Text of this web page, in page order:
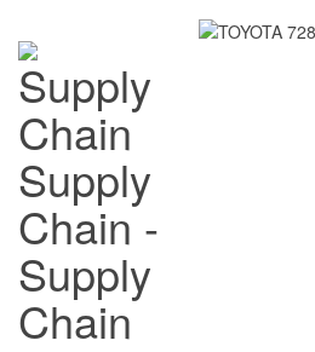
Supply
Chain -
Supply
Chain